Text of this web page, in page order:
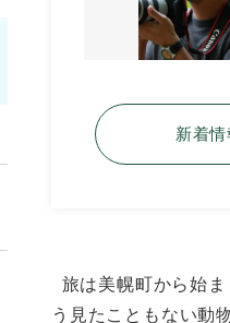
新着
旅は美幌町から始
う見たこともない動